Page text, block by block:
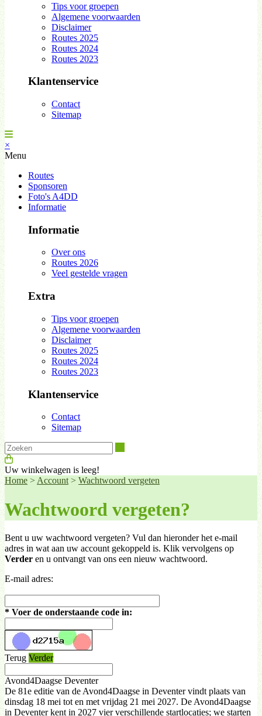
Tips voor groepen
Algemene voorwaarden
Disclaimer
Routes 2025
Routes 2024
Routes 2023
Klantenservice
Contact
Sitemap
×
Menu
Routes
Sponsoren
Foto's A4DD
Informatie
Informatie
Over ons
Routes 2026
Veel gestelde vragen
Extra
Tips voor groepen
Algemene voorwaarden
Disclaimer
Routes 2025
Routes 2024
Routes 2023
Klantenservice
Contact
Sitemap
Uw winkelwagen is leeg!
Home > Account > Wachtwoord vergeten
Wachtwoord vergeten?
Bent u uw wachtwoord vergeten? Vul dan hieronder het e-mail
adres in wat aan uw account gekoppeld is. Klik vervolgens op
Verder en u ontvangt van ons een nieuw wachtwoord.
E-mail adres:
* Voer de onderstaande code in:
Terug Verder
Avond4Daagse Deventer
De 81e editie van de Avond4Daagse in Deventer vindt plaats van
dinsdag 18 mei tot en met vrijdag 21 mei 2027. De Avond4Daagse
in Deventer kent in 2027 vier verschillende startlocaties; we starten